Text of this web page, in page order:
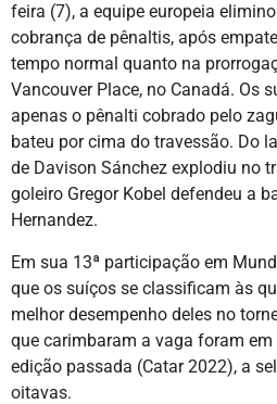
feira (7), a equipe europeia
cobrança de pênaltis, após
tempo normal quanto na
Vancouver Place, no Canadá. Os
apenas o pênalti cobrado pelo
bateu por cima do travessão. Do
de Davison Sánchez explodiu no
goleiro Gregor Kobel defendeu a
Hernandez.
Em sua 13ª participação em
que os suíços se classificam às
melhor desempenho deles no
que carimbaram a vaga foram em
edição passada (Catar 2022), a
oitavas.